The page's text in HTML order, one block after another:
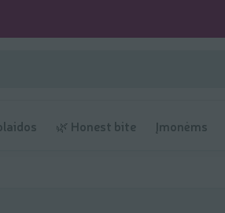
🌿 Honest bite Įmonėms